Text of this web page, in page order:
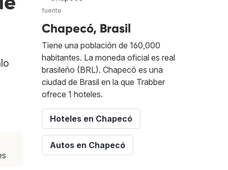
fuente
Chapecó, Brasil
Tiene una población de 160,000
habitantes. La moneda oficial es real
brasileño (BRL). Chapecó es una
ciudad de Brasil en la que Trabber
ofrece 1 hoteles.
Hoteles en Chapecó
Autos en Chapecó